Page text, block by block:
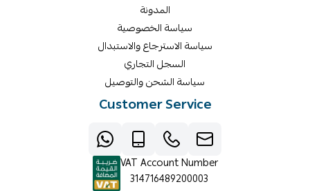
المدونة
سياسة الخصوصية
سياسة الاسترجاع والاستبدال
السجل التجاري
سياسة الشحن والتوصيل
Customer Service
VAT Account Number
314716489200003